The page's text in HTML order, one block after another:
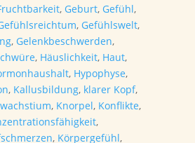
, Geburt, Gefühl,
, Gefühlswelt,
, Gelenkbeschwerden,
, Häuslichkeit, Haut,
, Hypophyse,
, Kallusbildung, klarer Kopf,
, Knorpel, Konflikte,
,
, Körpergefühl,